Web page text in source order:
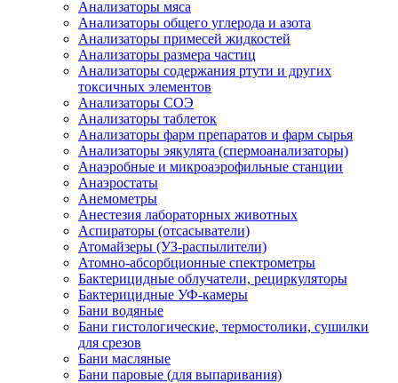
Анализаторы мяса
Анализаторы общего углерода и азота
Анализаторы примесей жидкостей
Анализаторы размера частиц
Анализаторы содержания ртути и других
токсичных элементов
Анализаторы СОЭ
Анализаторы таблеток
Анализаторы фарм препаратов и фарм сырья
Анализаторы эякулята (спермоанализаторы)
Анаэробные и микроаэрофильные станции
Анаэростаты
Анемометры
Анестезия лабораторных животных
Аспираторы (отсасыватели)
Атомайзеры (УЗ-распылители)
Атомно-абсорбционные спектрометры
Бактерицидные облучатели, рециркуляторы
Бактерицидные УФ-камеры
Бани водяные
Бани гистологические, термостолики, сушилки
для срезов
Бани масляные
Бани паровые (для выпаривания)